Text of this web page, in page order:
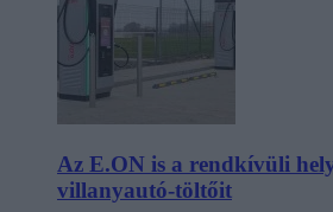
Az E.ON is a rendkívüli
villanyautó-töltőit